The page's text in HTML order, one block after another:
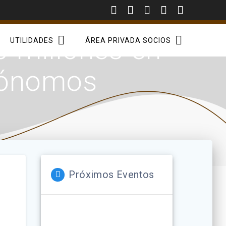
UTILIDADES ÁREA PRIVADA SOCIOS
millones en
Próximos Eventos